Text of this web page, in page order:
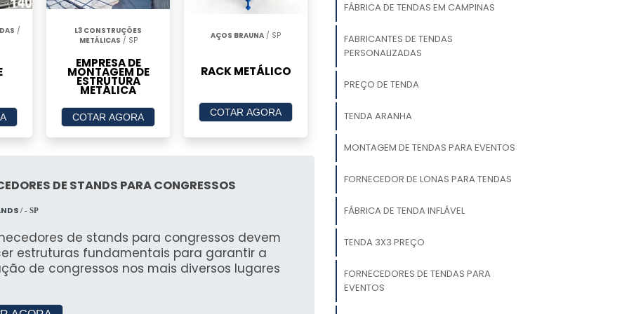
e Estilo
Bruxa oferece versatilidade para eventos que
Ideal para atender qualquer tipo de evento
moderno e funcional. Possui uma estrutura
sendo ideal para eventos rápidos e
para Qualquer Ocasião
e rápida para eventos de diversas naturezas. Sua
ideal para feiras e exposições.
/
L3 CONSTRUÇÕES
METÁLICAS / SP
EMPRESA DE
MONTAGEM DE
ESTRUTURA
METÁLICA
COTAR AGORA
AÇOS BRAUNA / SP
RACK METÁLICO
COTAR AGORA
DE STANDS PARA CONGRESSOS
/ - SP
de stands para congressos devem
estruturas fundamentais para garantir a
de congressos nos mais diversos lugares
FÁBRICA DE TENDAS EM CAMPINAS
FABRICANTES DE TENDAS
PERSONALIZADAS
PREÇO DE TENDA
TENDA ARANHA
MONTAGEM DE TENDAS PARA EVENTOS
FORNECEDOR DE LONAS PARA TENDAS
FÁBRICA DE TENDA INFLÁVEL
TENDA 3X3 PREÇO
FORNECEDORES DE TENDAS PARA
EVENTOS